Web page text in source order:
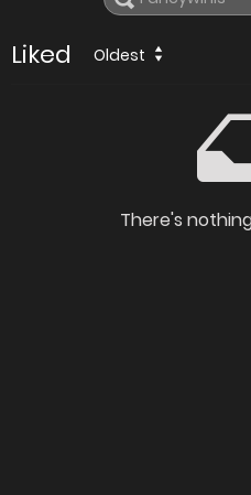
Liked Oldest
There's